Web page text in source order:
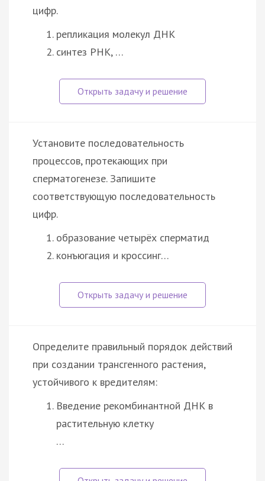
цифр.
репликация молекул ДНК
синтез РНК, …
Установите последовательность
процессов, протекающих при
сперматогенезе. Запишите
соответствующую последовательность
цифр.
образование четырёх сперматид
конъюгация и кроссинг…
Определите правильный порядок действий
при создании трансгенного растения,
устойчивого к вредителям:
Введение рекомбинантной ДНК в
растительную клетку
…